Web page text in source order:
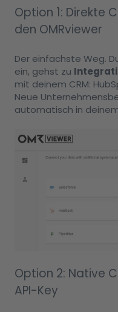
Option 1: Direkte
den OMRviewer
Der einfachste Weg.
ein, gehst zu
mit deinem CRM:
Neue
automatisch in deinem
Option 2: Native
API-Key